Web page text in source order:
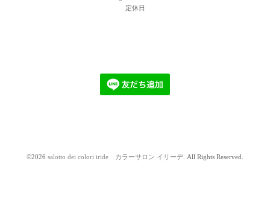
定休日
©2026 salotto dei colori iride カラーサロン イリーデ. All Rights Reserved.